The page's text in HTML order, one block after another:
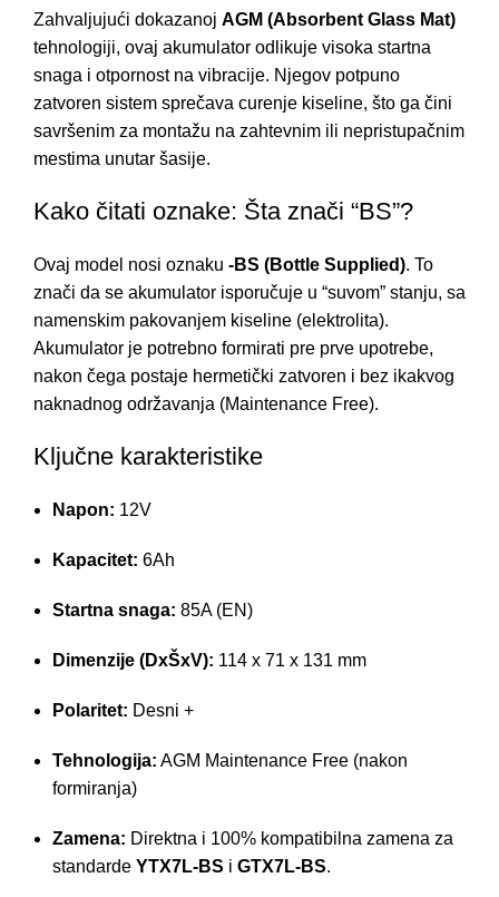
Zahvaljujući dokazanoj AGM (Absorbent Glass Mat)
tehnologiji, ovaj akumulator odlikuje visoka startna
snaga i otpornost na vibracije. Njegov potpuno
zatvoren sistem sprečava curenje kiseline, što ga čini
savršenim za montažu na zahtevnim ili nepristupačnim
mestima unutar šasije.
Kako čitati oznake: Šta znači “BS”?
Ovaj model nosi oznaku -BS (Bottle Supplied). To
znači da se akumulator isporučuje u “suvom” stanju, sa
namenskim pakovanjem kiseline (elektrolita).
Akumulator je potrebno formirati pre prve upotrebe,
nakon čega postaje hermetički zatvoren i bez ikakvog
naknadnog održavanja (Maintenance Free).
Ključne karakteristike
Napon: 12V
Kapacitet: 6Ah
Startna snaga: 85A (EN)
Dimenzije (DxŠxV): 114 x 71 x 131 mm
Polaritet: Desni +
Tehnologija: AGM Maintenance Free (nakon
formiranja)
Zamena: Direktna i 100% kompatibilna zamena za
standarde YTX7L-BS i GTX7L-BS.